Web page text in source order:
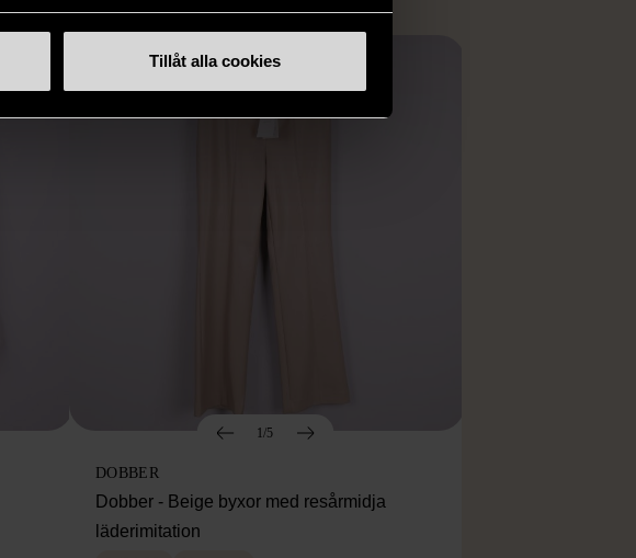
Tillåt alla cookies
1/5
DOBBER
Dobber - Beige byxor med resårmidja
läderimitation